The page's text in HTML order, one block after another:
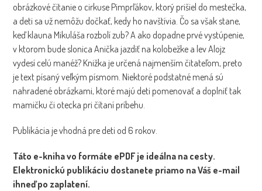
obrázkové čítanie o cirkuse Pimprľákov, ktorý prišiel do mestečka,
a deti sa už nemôžu dočkať, kedy ho navštívia. Čo sa však stane,
keď klauna Mikuláša rozbolí zub? A ako dopadne prvé vystúpenie,
v ktorom bude slonica Anička jazdiť na kolobežke a lev Alojz
vydesí celú manéž? Knižka je určená najmenším čitateľom, preto
je text písaný veľkým písmom. Niektoré podstatné mená sú
nahradené obrázkami, ktoré majú deti pomenovať a doplniť tak
mamičku či otecka pri čítaní príbehu.
Publikácia je vhodná pre deti od 6 rokov.
Táto e-kniha vo formáte ePDF je ideálna na cesty.
Elektronickú publikáciu dostanete priamo na Váš e-mail
ihneď po zaplatení.